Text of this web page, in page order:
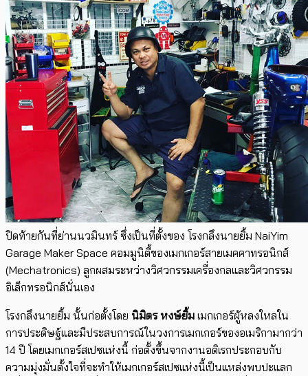
ปิดท้ายกันที่ย่านนวมินทร์ ซึ่งเป็นที่ตั้งของ โรงกลึงนายยิ้ม NaiYim
Garage Maker Space คอมมูนิตี้ของเมกเกอร์สายเมคคาทรอนิกส์
(Mechatronics) ลูกผสมระหว่างวิศวกรรมเครื่องกลและวิศวกรรม
อิเล็กทรอนิกส์นั่นเอง
โรงกลึงนายยิ้ม นั้นก่อตั้งโดย นิมิตร หงษ์ยิ้ม เมกเกอร์ผู้หลงใหลใน
การประดิษฐ์และมีประสบการณ์ในวงการเมกเกอร์ของอเมริกามากว่า
14 ปี โดยเมกเกอร์สเปซแห่งนี้ ก่อตั้งขึ้นจากงานอดิเรกประกอบกับ
ความมุ่งมั่นตั้งใจที่จะทำให้เมกเกอร์สเปซแห่งนี้เป็นแหล่งพบปะแลก